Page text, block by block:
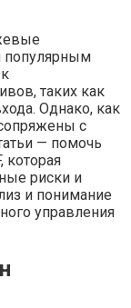
популярным
таких как
Однако, как
с
— помочь
которая
риски и
и понимание
управления